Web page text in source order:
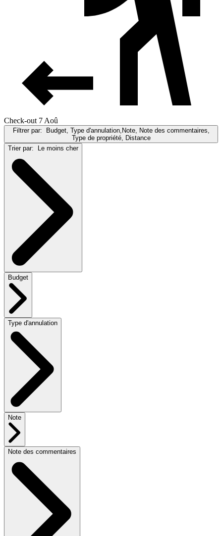
Check-out 7 Aoû
Filtrer par:
Budget, Type d'annulation,Note, Note des commentaires,
Type de propriété, Distance
Trier par:
Le moins cher
Budget
Type d'annulation
Note
Note des commentaires